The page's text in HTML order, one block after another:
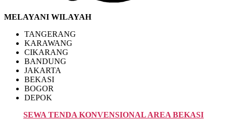
MELAYANI WILAYAH
TANGERANG
KARAWANG
CIKARANG
BANDUNG
JAKARTA
BEKASI
BOGOR
DEPOK
SEWA TENDA KONVENSIONAL AREA BEKASI